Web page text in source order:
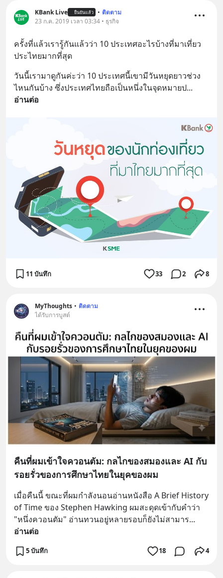
KBank Live ยืนยันแล้ว • ติดตาม
23 ก.ค. 2019 เวลา 03:34 • ธุรกิจ
ครั้งที่แล้วเรารู้กันแล้วว่า 10 ประเทศอะไรบ้างที่มาเที่ยว
ประไทยมากที่สุด
วันนี้เรามาดูกันค่ะว่า 10 ประเทศนี้เขามีวันหยุดยาวช่วง
ไหนกันบ้าง ซึ่งประเทศไทยถือเป็นหนึ่งในจุดหมายป
อ่านต่อ
11 บันทึก 33 2 8
MyThoughts • ติดตาม
ได้รับการบูสต์
คืนที่ผมเข้าใจควอนตัม: กลไกของสมองและ AI กับ
รอยรั่วของการศึกษาไทยในยุคของผม
เมื่อคืนนี้ ขณะที่ผมกำลังนอนอ่านหนังสือ A Brief History
of Time ของ Stephen Hawking ผมสะดุดเข้ากับคำว่า
"หนึ่งควอนตัม" อ่านทวนอยู่หลายรอบก็ยังไม่สามาร
อ่านต่อ
5 บันทึก 18 4